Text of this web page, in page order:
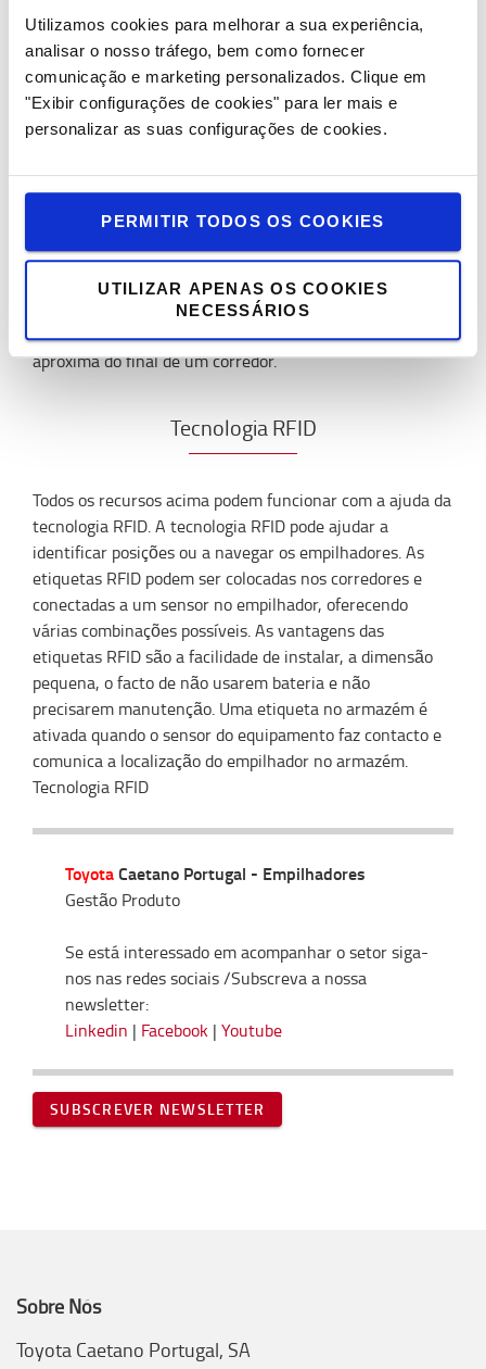
Utilizamos cookies para melhorar a sua experiência,
analisar o nosso tráfego, bem como fornecer
comunicação e marketing personalizados. Clique em
"Exibir configurações de cookies" para ler mais e
personalizar as suas configurações de cookies.
PERMITIR TODOS OS COOKIES
UTILIZAR APENAS OS COOKIES
NECESSÁRIOS
Indicação de corredor
guiado por fio condutor no piso, ele recebe um sinal dos
indicadores (tais como ímans, RFID, refletores ou outros)
de que está a aproximar-se do corredor e precisa desligar
a direção manual. Além disso, a travagem automática
também pode ser ativada quando o empilhador se
aproxima do final de um corredor.
Tecnologia RFID
Todos os recursos acima podem funcionar com a ajuda da
tecnologia RFID. A tecnologia RFID pode ajudar a
identificar posições ou a navegar os empilhadores. As
etiquetas RFID podem ser colocadas nos corredores e
conectadas a um sensor no empilhador, oferecendo
várias combinações possíveis. As vantagens das
etiquetas RFID são a facilidade de instalar, a dimensão
pequena, o facto de não usarem bateria e não
precisarem manutenção. Uma etiqueta no armazém é
ativada quando o sensor do equipamento faz contacto e
comunica a localização do empilhador no armazém.
Tecnologia RFID
ToyotaCaetano Portugal - Empilhadores
Gestão Produto
Se está interessado em acompanhar o setor siga-
nos nas redes sociais /Subscreva a nossa
newsletter:
Linkedin | Facebook | Youtube
SUBSCREVER NEWSLETTER
Sobre Nós
Toyota Caetano Portugal, SA